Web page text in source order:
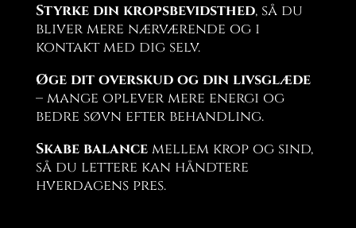
Styrke din kropsbevidsthed, så du
bliver mere nærværende og i
kontakt med dig selv.
Øge dit overskud og din livsglæde
– mange oplever mere energi og
bedre søvn efter behandling.
Skabe balancemellem krop og sind,
så du lettere kan håndtere
hverdagens pres.